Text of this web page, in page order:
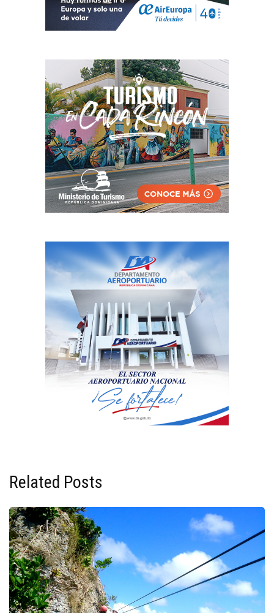
Related Posts